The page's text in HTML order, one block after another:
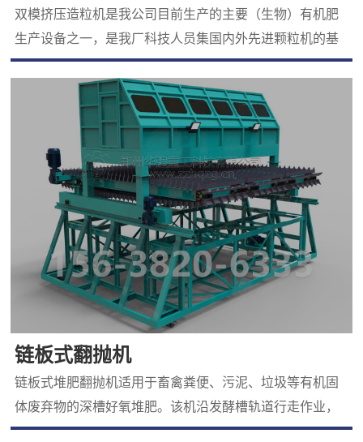
双模挤压造粒机是我公司目前生产的主要（生物）有机肥
生产设备之一，是我厂科技人员集国内外先进颗粒机的基
础上，以多年生产经验反复研究、改进、精心制造的肥料
机械，该机工艺优良，操作简单，并设计出有不同型号多
链板式翻抛机
链板式堆肥翻抛机适用于畜禽粪便、污泥、垃圾等有机固
体废弃物的深槽好氧堆肥。该机沿发酵槽轨道行走作业，
其 率翻抛作业有利于加快发酵槽内物料发酵腐熟、降低水